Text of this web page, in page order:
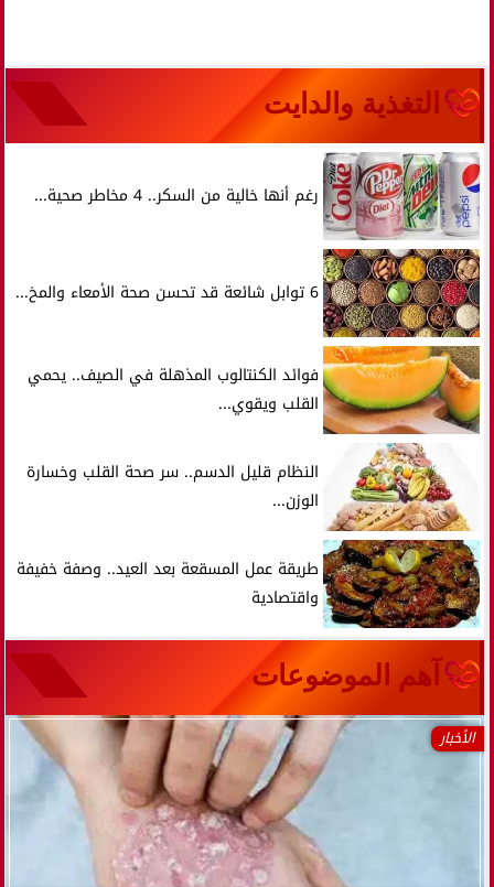
التغذية والدايت
رغم أنها خالية من السكر.. 4 مخاطر صحية...
6 توابل شائعة قد تحسن صحة الأمعاء والمخ...
فوائد الكنتالوب المذهلة في الصيف.. يحمي
القلب ويقوي...
النظام قليل الدسم.. سر صحة القلب وخسارة
الوزن...
طريقة عمل المسقعة بعد العيد.. وصفة خفيفة
واقتصادية
آهم الموضوعات
الأخبار